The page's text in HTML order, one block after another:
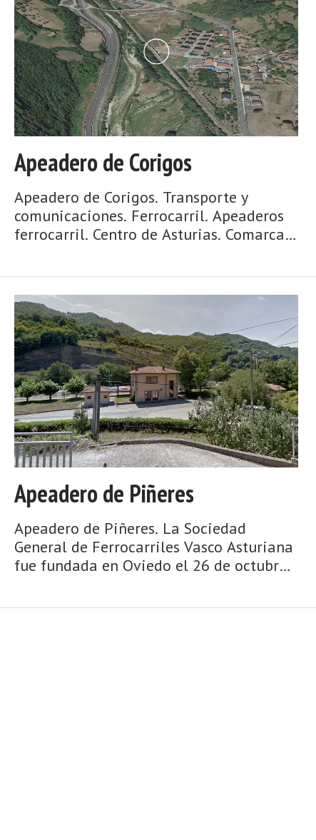
Apeadero de Corigos
Apeadero de Corigos. Transporte y
comunicaciones. Ferrocarril. Apeaderos
ferrocarril. Centro de Asturias. Comarca
Asturias de Asturias. Centro de Asturias.
Extensa tierra de cumbres y de bosques,
de caza, de berrea, de tránsito hacia la
meseta, de esquí y de ciclismo, de
pastoreo y carbón. Así es Aller, hoy y
siempre. Los habitantes de Aller vieron
entrar a los romanos por la vía Carisa,
pero no les resultó extra ...
Apeadero de Piñeres
Apeadero de Piñeres. La Sociedad
General de Ferrocarriles Vasco Asturiana
fue fundada en Oviedo el 26 de octubre
construir una línea de ferrocarril que